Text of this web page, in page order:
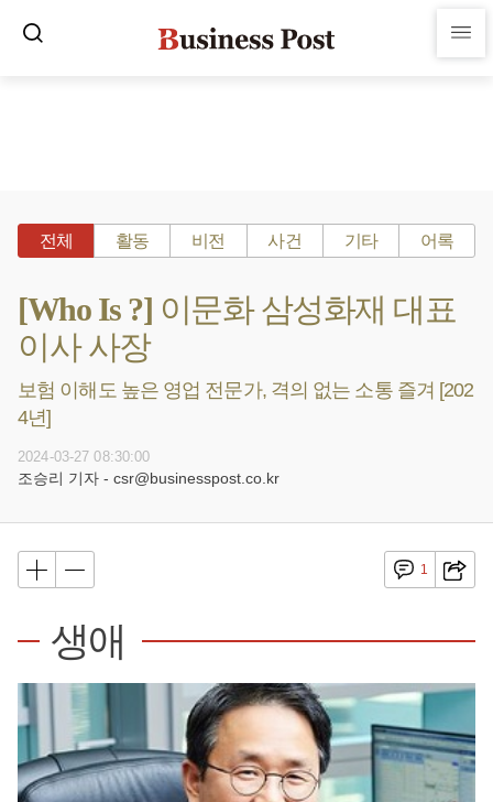
전체 활동 비전 사건 기타 어록
[Who Is ?] 이문화 삼성화재 대표
이사 사장
보험 이해도 높은 영업 전문가, 격의 없는 소통 즐겨 [202
4년]
2024-03-27 08:30:00
조승리 기자 - csr@businesspost.co.kr
1
생애